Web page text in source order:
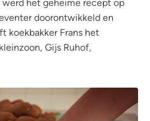
werd het geheime recept op
doorontwikkeld en
koekbakker Frans het
Gijs Ruhof,